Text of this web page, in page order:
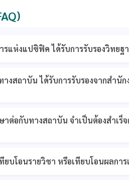
รแห่งแปซิฟิค ได้รับการรับรองวิทยฐ
งสถาบัน ได้รับการรับรองจากสำนั
าต่อกับทางสถาบัน จำเป็นต้องสำเ
บโอนรายวิชา หรือเทียบโอนผลการ